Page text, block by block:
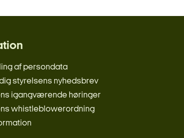
af persondata
styrelsens nyhedsbrev
igangværende høringer
whistleblowerordning